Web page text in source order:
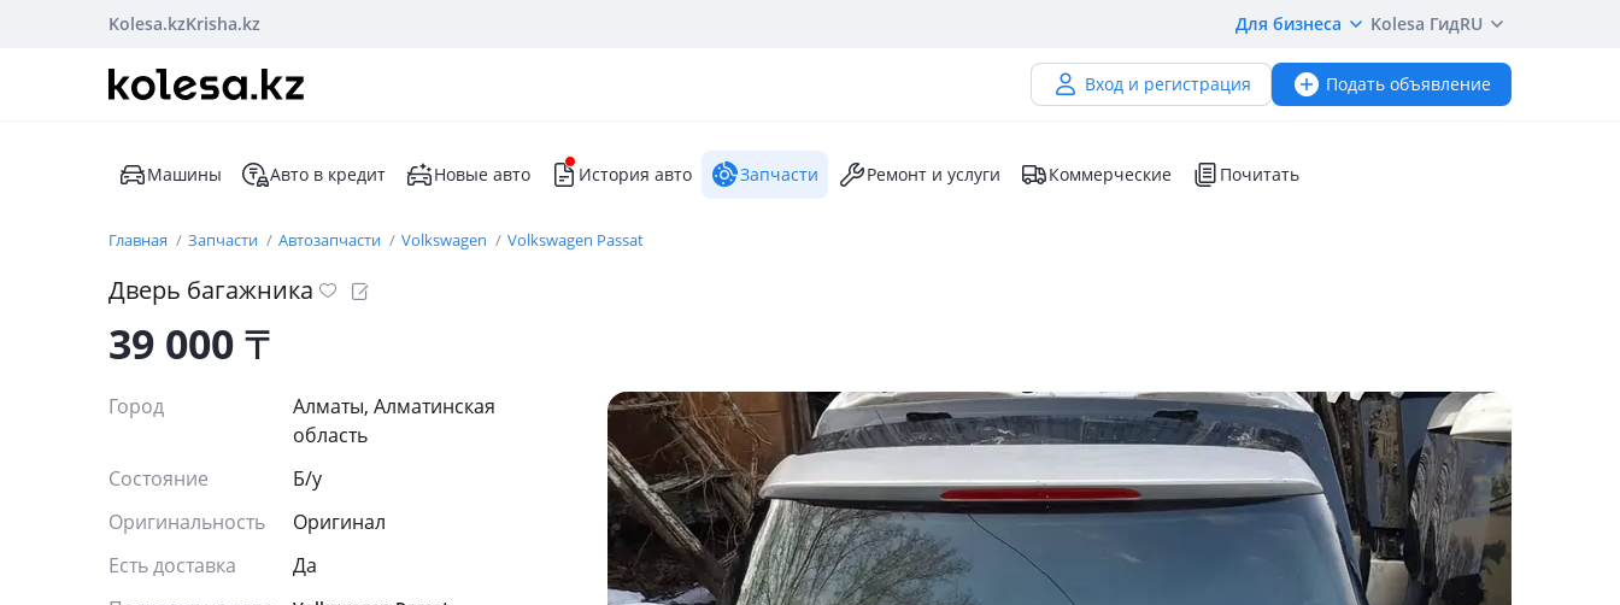
Kolesa.kzKrisha.kz Для бизнеса Kolesa ГидRU
Вход и регистрация Подать объявление
Машины Авто в кредит Новые авто История авто Запчасти Ремонт и услуги Коммерческие Почитать
Главная Запчасти Автозапчасти Volkswagen Volkswagen Passat
Дверь багажника
39 000₸
Город
Алматы, Алматинская
область
Состояние
Б/y
Оригинальность
Оригинал
Есть доставка
Да